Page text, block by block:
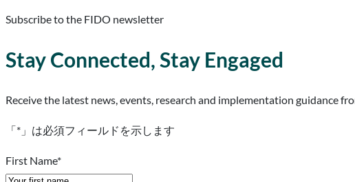
Subscribe to the FIDO newsletter
Stay Connected, Stay Engaged
Receive the latest news, events, research and implementation guidance
「* 」は必須フィールドを示します
First Name*